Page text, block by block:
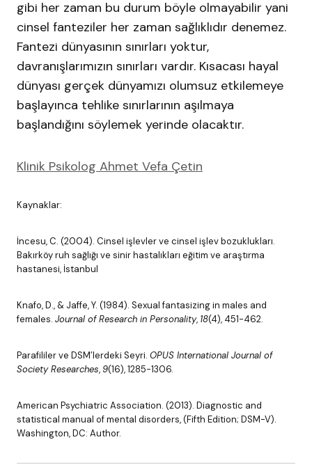
gibi her zaman bu durum böyle olmayabilir yani
cinsel fanteziler her zaman sağlıklıdır denemez.
Fantezi dünyasının sınırları yoktur,
davranışlarımızın sınırları vardır. Kısacası hayal
dünyası gerçek dünyamızı olumsuz etkilemeye
başlayınca tehlike sınırlarının aşılmaya
başlandığını söylemek yerinde olacaktır.
Klinik Psikolog Ahmet Vefa Çetin
Kaynaklar:
İncesu, C. (2004). Cinsel işlevler ve cinsel işlev bozuklukları.
Bakırköy ruh sağlığı ve sinir hastalıkları eğitim ve araştırma
hastanesi, İstanbul
Knafo, D., & Jaffe, Y. (1984). Sexual fantasizing in males and
females. Journal of Research in Personality, 18(4), 451-462.
Parafililer ve DSM’lerdeki Seyri. OPUS International Journal of
Society Researches, 9(16), 1285-1306.
American Psychiatric Association. (2013). Diagnostic and
statistical manual of mental disorders, (Fifth Edition; DSM-V).
Washington, DC: Author.